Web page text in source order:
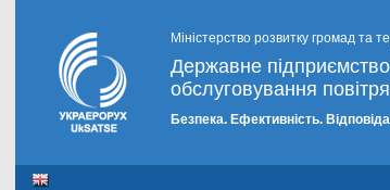
Міністерство розвитку громад та
Державне підприємство
обслуговування
Безпека. Ефективність.